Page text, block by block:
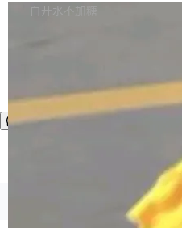
称为"删库跑路"的命令——最高管
一直在跑这些模型的推理。他们
整性保护。效果是：吞吐量提升
成本降低 30%，精度不变。 FP8
存 KV cache 是推理时最吃显...
3.0preview。基于最新一代大语
让语音识别不再只是听清，而是
先理解你的语境和意图，再把准
到你。从“逐字转写、单点优化”演
境、兼容场景、一键直出”。 Hy
w 不要求标准普通话，方言识别
等 10 大方言片区和 20 余个二
源评测集中，Hy ASR 3.0
白开水不加糖
©OSCHINA(OSChina.NET)